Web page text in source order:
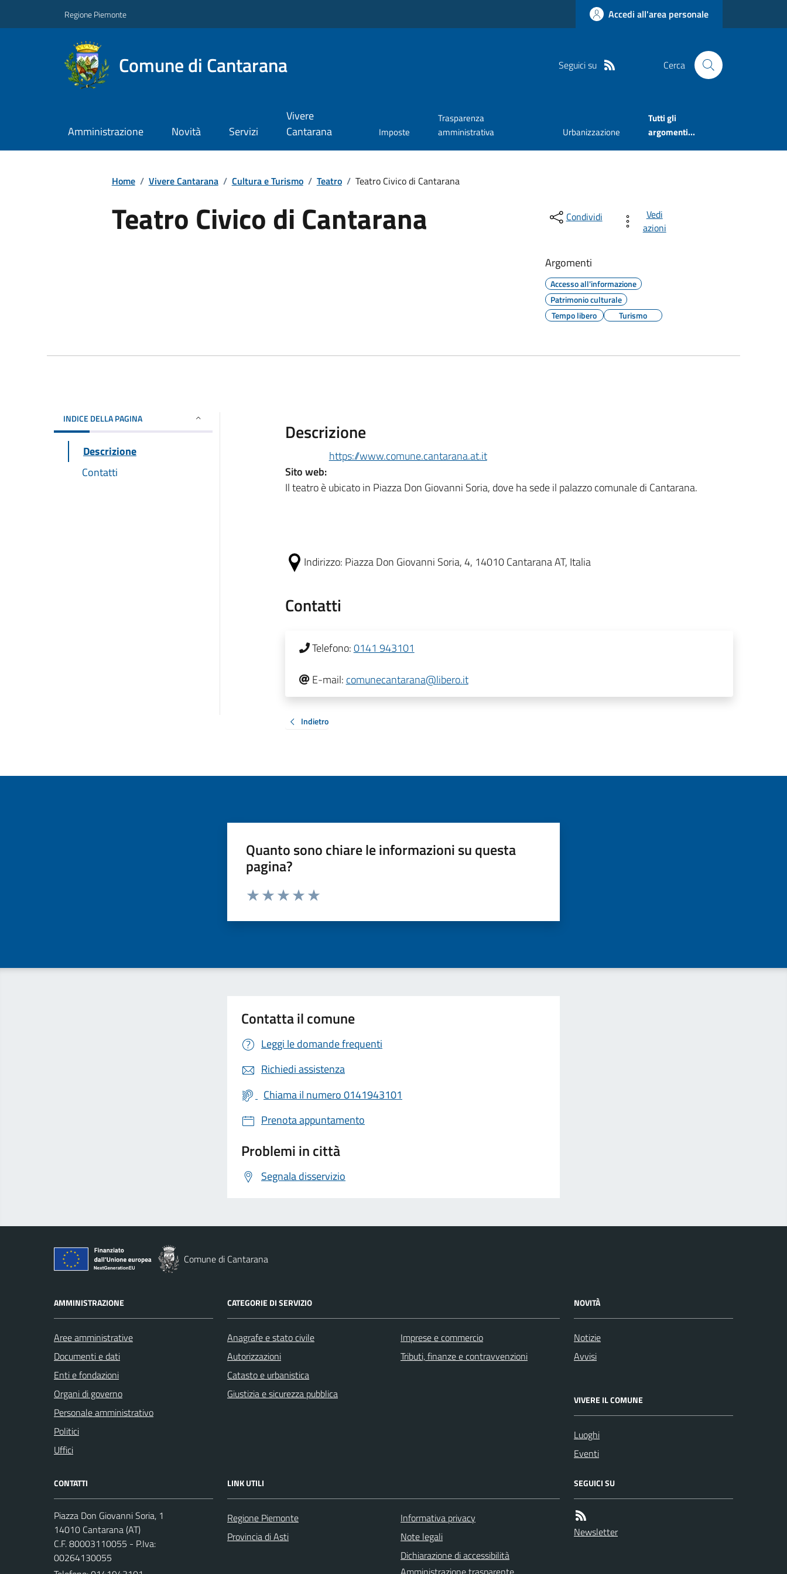
Regione Piemonte Accedi all'area personale
Comune di Cantarana Seguici su Cerca
Amministrazione Novità Servizi
Vivere
Cantarana
Imposte
Trasparenza
amministrativa
Urbanizzazione
Tutti gli
argomenti...
Home / Vivere Cantarana / Cultura e Turismo / Teatro / Teatro Civico di Cantarana
Teatro Civico di Cantarana Condividi
Vedi
azioni
Argomenti
Accesso all'informazione
Patrimonio culturale
Tempo libero
Turismo
INDICE DELLA PAGINA
Descrizione
Contatti
Descrizione
Sito web:
https://www.comune.cantarana.at.it
Il teatro è ubicato in Piazza Don Giovanni Soria, dove ha sede il palazzo comunale di Cantarana.
Indirizzo: Piazza Don Giovanni Soria, 4, 14010 Cantarana AT, Italia
Contatti
Telefono:0141 943101
E-mail: comunecantarana@libero.it
Indietro
Quanto sono chiare le informazioni su questa
pagina?
Valuta da 1 a 5 stelle la pagina
Contatta il comune
Leggi le domande frequenti
Richiedi assistenza
Chiama il numero 0141943101
Prenota appuntamento
Problemi in città
Segnala disservizio
Comune di Cantarana
AMMINISTRAZIONE
Aree amministrative
Documenti e dati
Enti e fondazioni
Organi di governo
Personale amministrativo
Politici
Uffici
CATEGORIE DI SERVIZIO
Anagrafe e stato civile
Autorizzazioni
Catasto e urbanistica
Giustizia e sicurezza pubblica
Imprese e commercio
Tributi, finanze e contravvenzioni
NOVITÀ
Notizie
Avvisi
VIVERE IL COMUNE
Luoghi
Eventi
CONTATTI
Piazza Don Giovanni Soria, 1
14010 Cantarana (AT)
C.F. 80003110055 - P.Iva:
00264130055
LINK UTILI
Regione Piemonte
Provincia di Asti
Informativa privacy
Note legali
Dichiarazione di accessibilità
SEGUICI SU
Newsletter